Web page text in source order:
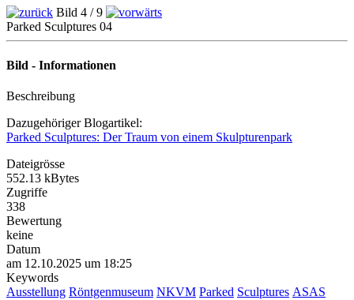
Bild 4 / 9
Parked Sculptures 04
Bild - Informationen
Beschreibung
Dazugehöriger Blogartikel:
Parked Sculptures: Der Traum von einem Skulpturenpark
Dateigrösse
552.13 kBytes
Zugriffe
338
Bewertung
keine
Datum
am 12.10.2025 um 18:25
Keywords
Ausstellung Röntgenmuseum NKVM Parked Sculptures ASAS